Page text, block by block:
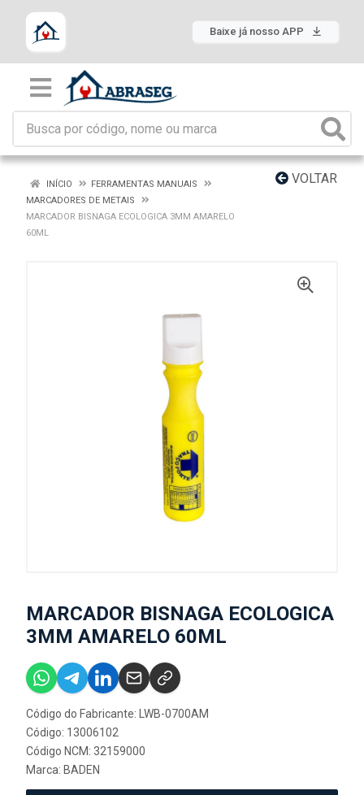
Baixe já nosso APP
VOLTAR
INÍCIO
FERRAMENTAS MANUAIS
MARCADORES DE METAIS
MARCADOR BISNAGA ECOLOGICA 3MM AMARELO
60ML
MARCADOR BISNAGA ECOLOGICA
3MM AMARELO 60ML
Código do Fabricante: LWB-0700AM
Código: 13006102
Código NCM: 32159000
Marca: BADEN